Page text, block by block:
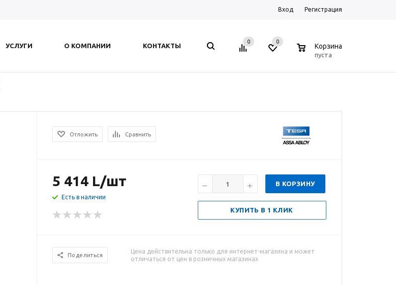
Вход Регистрация
УСЛУГИ О КОМПАНИИ КОНТАКТЫ
0 0
Корзина
пуста
Отложить Сравнить
5 414 L/шт
Есть в наличии
В КОРЗИНУ
КУПИТЬ В 1 КЛИК
Поделиться
Цена действительна только для интернет-магазина и может
отличаться от цен в розничных магазинах